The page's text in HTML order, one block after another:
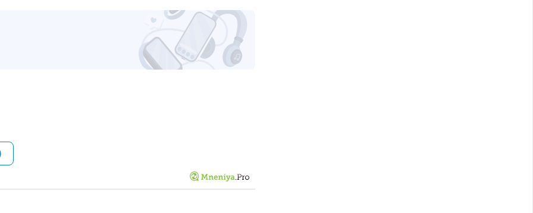
адаптер USB-C специально разработан для
и т. д.
наклеек с защитой от пота. Обеспечивает
Скорость кадра: Саморегулирующаяся
Батарея: Литиевая батарея 300 мАч
Время зарядки: ≤ 1.5 часа
Время воспроизведения: ≤ 75 часов